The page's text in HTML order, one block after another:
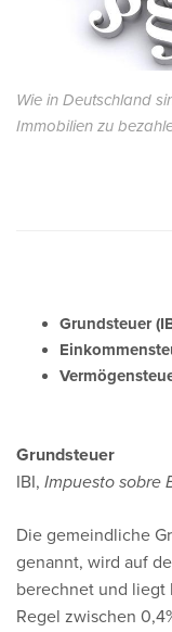
Wie in Deutschland
Immobilien zu
Grundsteuer
Grundsteuer
IBI, Impuesto sobre
Die gemeindliche
genannt, wird auf
berechnet und liegt
Regel zwischen